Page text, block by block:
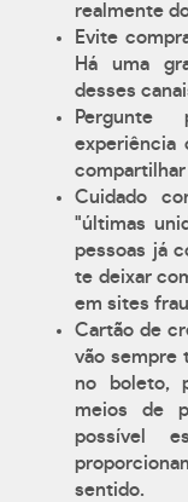
realmente
Evite
Há uma
desses
Pergunte
experiência
Cuidado
"últimas
pessoas já
te deixar
em sites
Cartão de
vão sempre
no boleto,
meios de
possível
sentido.